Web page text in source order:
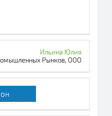
Ильина Юлия
Рынков, ООО